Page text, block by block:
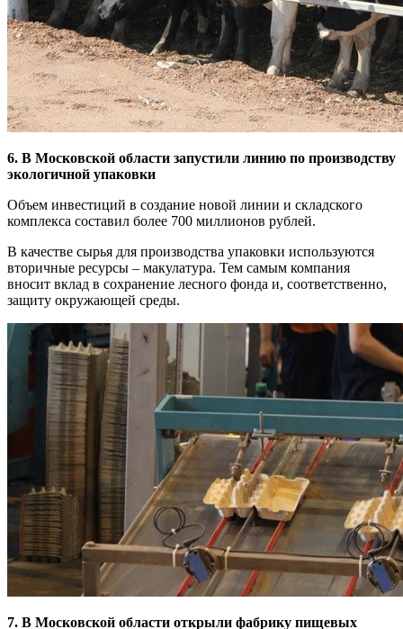
6. В Московской области запустили линию по производству
экологичной упаковки
Объем инвестиций в создание новой линии и складского
комплекса составил более 700 миллионов рублей.
В качестве сырья для производства упаковки используются
вторичные ресурсы – макулатура. Тем самым компания
вносит вклад в сохранение лесного фонда и, соответственно,
защиту окружающей среды.
7. В Московской области открыли фабрику пищевых